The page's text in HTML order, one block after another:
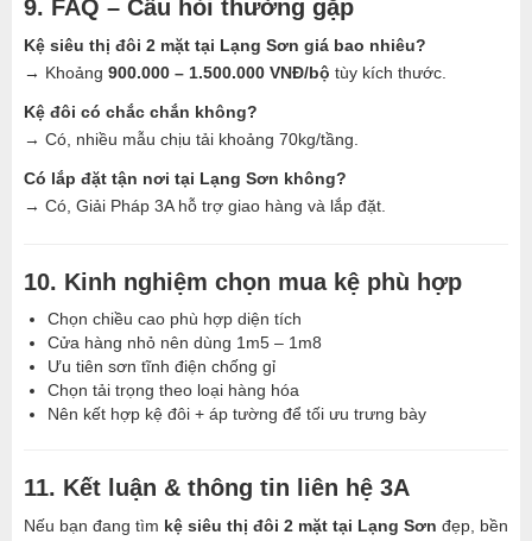
9. FAQ – Câu hỏi thường gặp
Kệ siêu thị đôi 2 mặt tại Lạng Sơn giá bao nhiêu?
→ Khoảng 900.000 – 1.500.000 VNĐ/bộ tùy kích thước.
Kệ đôi có chắc chắn không?
→ Có, nhiều mẫu chịu tải khoảng 70kg/tầng.
Có lắp đặt tận nơi tại Lạng Sơn không?
→ Có, Giải Pháp 3A hỗ trợ giao hàng và lắp đặt.
10. Kinh nghiệm chọn mua kệ phù hợp
Chọn chiều cao phù hợp diện tích
Cửa hàng nhỏ nên dùng 1m5 – 1m8
Ưu tiên sơn tĩnh điện chống gỉ
Chọn tải trọng theo loại hàng hóa
Nên kết hợp kệ đôi + áp tường để tối ưu trưng bày
11. Kết luận & thông tin liên hệ 3A
Nếu bạn đang tìm kệ siêu thị đôi 2 mặt tại Lạng Sơn đẹp, bền